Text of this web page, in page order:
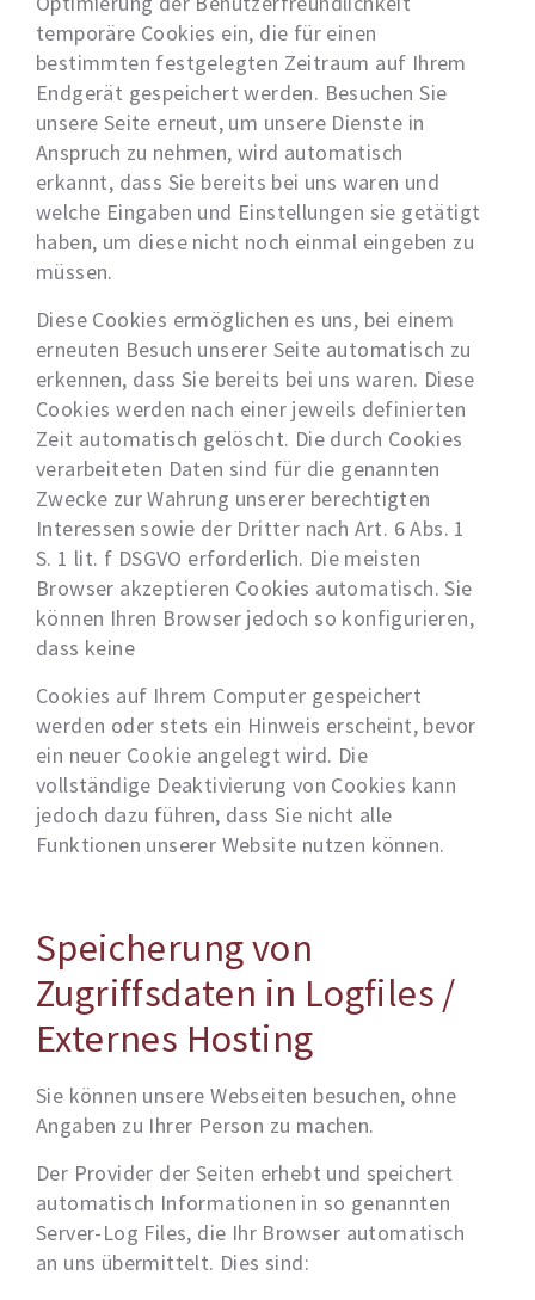
temporäre Cookies ein, die für einen
bestimmten festgelegten Zeitraum auf Ihrem
Endgerät gespeichert werden. Besuchen Sie
unsere Seite erneut, um unsere Dienste in
Anspruch zu nehmen, wird automatisch
erkannt, dass Sie bereits bei uns waren und
welche Eingaben und Einstellungen sie getätigt
haben, um diese nicht noch einmal eingeben zu
müssen.
Diese Cookies ermöglichen es uns, bei einem
erneuten Besuch unserer Seite automatisch zu
erkennen, dass Sie bereits bei uns waren. Diese
Cookies werden nach einer jeweils definierten
Zeit automatisch gelöscht. Die durch Cookies
verarbeiteten Daten sind für die genannten
Zwecke zur Wahrung unserer berechtigten
Interessen sowie der Dritter nach Art. 6 Abs. 1
S. 1 lit. f DSGVO erforderlich. Die meisten
Browser akzeptieren Cookies automatisch. Sie
können Ihren Browser jedoch so konfigurieren,
dass keine
Cookies auf Ihrem Computer gespeichert
werden oder stets ein Hinweis erscheint, bevor
ein neuer Cookie angelegt wird. Die
vollständige Deaktivierung von Cookies kann
jedoch dazu führen, dass Sie nicht alle
Funktionen unserer Website nutzen können.
Speicherung von
Zugriffsdaten in Logfiles /
Externes Hosting
Sie können unsere Webseiten besuchen, ohne
Angaben zu Ihrer Person zu machen.
Der Provider der Seiten erhebt und speichert
automatisch Informationen in so genannten
Server-Log Files, die Ihr Browser automatisch
an uns übermittelt. Dies sind: